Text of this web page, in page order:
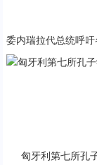
委内瑞拉代总统呼
匈牙利第七所孔